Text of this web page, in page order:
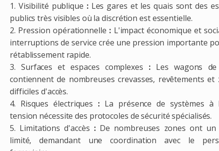
1. Visibilité publique :Les gares et les quais sont des
publics très visibles où la discrétion est essentielle.
2. Pression opérationnelle : L'impact économique et
interruptions de service crée une pression importante
rétablissement rapide.
3. Surfaces et espaces complexes :Les wagons
contiennent de nombreuses crevasses, revêtements et
difficiles d'accès.
4. Risques électriques : La présence de systèmes à
tension nécessite des protocoles de sécurité spécialisés.
5. Limitations d'accès :De nombreuses zones ont un
limité, demandant une coordination avec le